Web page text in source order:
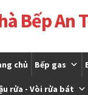
Bếp An
chủ Bếp gas
rửa - Vòi rửa bát